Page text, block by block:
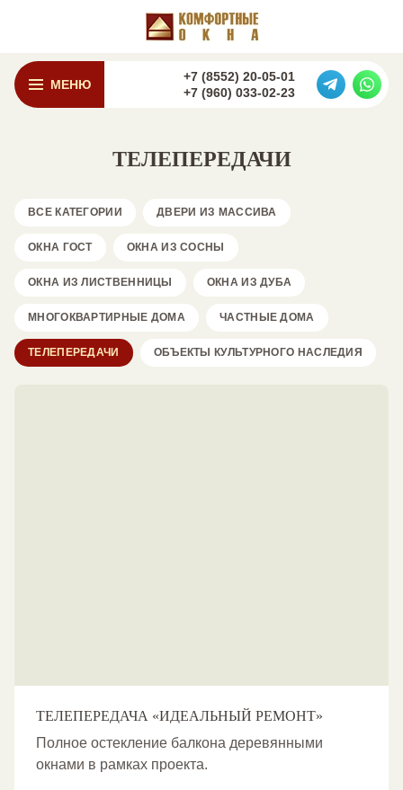
МЕНЮ
+7 (8552) 20-05-01
+7 (960) 033-02-23
ТЕЛЕПЕРЕДАЧИ
ВСЕ КАТЕГОРИИ ДВЕРИ ИЗ МАССИВА
ОКНА ГОСТ ОКНА ИЗ СОСНЫ
ОКНА ИЗ ЛИСТВЕННИЦЫ ОКНА ИЗ ДУБА
МНОГОКВАРТИРНЫЕ ДОМА ЧАСТНЫЕ ДОМА
ТЕЛЕПЕРЕДАЧИ ОБЪЕКТЫ КУЛЬТУРНОГО НАСЛЕДИЯ
ТЕЛЕПЕРЕДАЧА «ИДЕАЛЬНЫЙ РЕМОНТ»
Полное остекление балкона деревянными
окнами в рамках проекта.